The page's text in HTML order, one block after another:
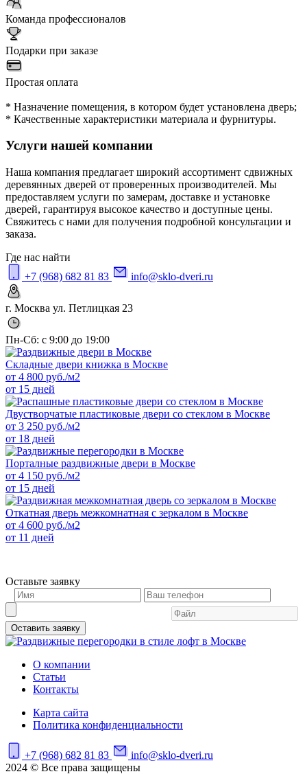
Команда профессионалов
Подарки при заказе
Простая оплата
* Назначение помещения, в котором будет установлена дверь;
* Качественные характеристики материала и фурнитуры.
Услуги нашей компании
Наша компания предлагает широкий ассортимент сдвижных
деревянных дверей от проверенных производителей. Мы
предоставляем услуги по замерам, доставке и установке
дверей, гарантируя высокое качество и доступные цены.
Свяжитесь с нами для получения подробной консультации и
заказа.
Где нас найти
+7 (968) 682 81 83
info@sklo-dveri.ru
г. Москва ул. Петлицкая 23
Пн-Сб: с 9:00 до 19:00
Складные двери книжка в Москве
от 4 800 руб./м2
от 15 дней
Двустворчатые пластиковые двери со стеклом в Москве
от 3 250 руб./м2
от 18 дней
Порталные раздвижные двери в Москве
от 4 150 руб./м2
от 15 дней
Откатная дверь межкомнатная с зеркалом в Москве
от 4 600 руб./м2
от 11 дней
Оставьте заявку
Оставить заявку
О компании
Статьи
Контакты
Карта сайта
Политика конфиденциальности
+7 (968) 682 81 83
info@sklo-dveri.ru
2024 © Все права защищены